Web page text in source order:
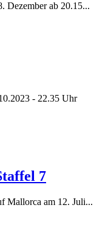
Dezember ab 20.15...
- 22.35 Uhr
7
Mallorca am 12. Juli...